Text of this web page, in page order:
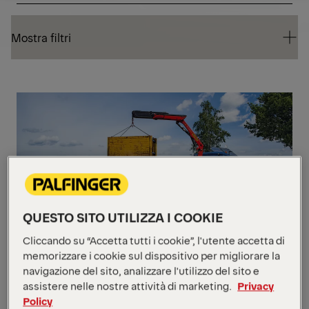
Panoramica Richiedi un preventivo
Mostra filtri
Mostra filtri
PK 11.001 SLD 3
Momento massimo di sollevamento
Forza massima di sollevamento
5.700 kg
QUESTO SITO UTILIZZA I COOKIE
Cliccando su “Accetta tutti i cookie”, l'utente accetta di
memorizzare i cookie sul dispositivo per migliorare la
navigazione del sito, analizzare l'utilizzo del sito e
assistere nelle nostre attività di marketing.
Privacy
Policy